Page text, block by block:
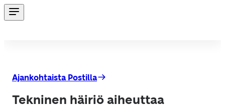
Ajankohtaista Postilla
Tekninen häiriö aiheuttaa